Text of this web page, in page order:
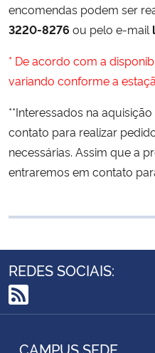
Ministério da Mulher, da Família e
Secretaria-Geral
Gabinete de Segurança Institucional
Advocacia-Geral da União
Banco Central do Brasil
encomendas podem ser
3220-8276 ou pelo e-mail
* De acordo com a
variando conforme a
**Interessados na
contato para realizar
necessárias. Assim que a
entraremos em contato
REDES SOCIAIS:
RSS
CAMPUS SEDE